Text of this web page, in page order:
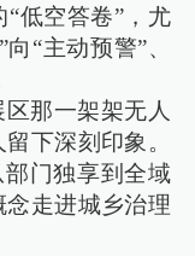
低空答卷”，尤
“主动预警”、
那一架架无人
下深刻印象。
部门独享到全域
走进城乡治理